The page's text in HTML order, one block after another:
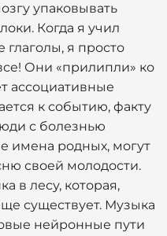
упаковывать
Когда я учил
я просто
Они «прилипли» ко
ассоциативные
к событию, факту
с болезнью
имена родных, могут
своей молодости.
в лесу, которая,
существует. Музыка
нейронные пути